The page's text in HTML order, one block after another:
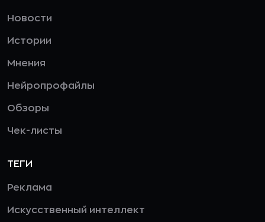
Новости
Истории
Мнения
Нейропрофайлы
Обзоры
Чек-листы
ТЕГИ
Реклама
Искусственный интеллект